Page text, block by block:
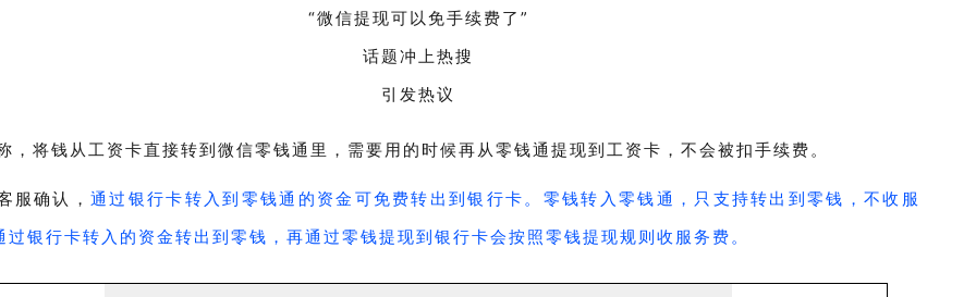
“微信提现可以免手续费了”
话题冲上热搜
引发热议
，将钱从工资卡直接转到微信零钱通里，需要用的时候再从零钱通提现到工资卡，不会被扣手续费。
服确认，通过银行卡转入到零钱通的资金可免费转出到银行卡。零钱转入零钱通，只支持转出到零钱，不收服
过银行卡转入的资金转出到零钱，再通过零钱提现到银行卡会按照零钱提现规则收服务费。